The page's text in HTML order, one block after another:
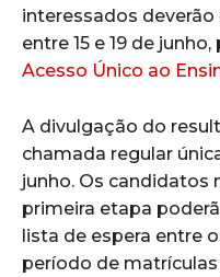
interessados
entre 15 e 19 de
Acesso Único ao
A divulgação do
chamada regular
junho. Os candidatos
primeira etapa
lista de espera entre
período de